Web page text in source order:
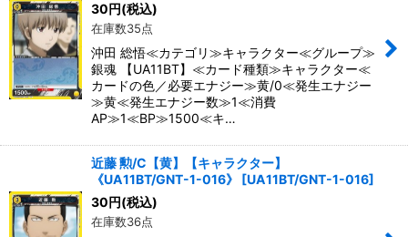
30円(税込)
在庫数35点
沖田 総悟≪カテゴリ≫キャラクター≪グループ≫
銀魂 【UA11BT】≪カード種類≫キャラクター≪
カードの色／必要エナジー≫黄/0≪発生エナジー
≫黄≪発生エナジー数≫1≪消費
AP≫1≪BP≫1500≪キ…
近藤 勲/C【黄】【キャラクター】
《UA11BT/GNT-1-016》
[UA11BT/GNT-1-016]
30円(税込)
在庫数36点